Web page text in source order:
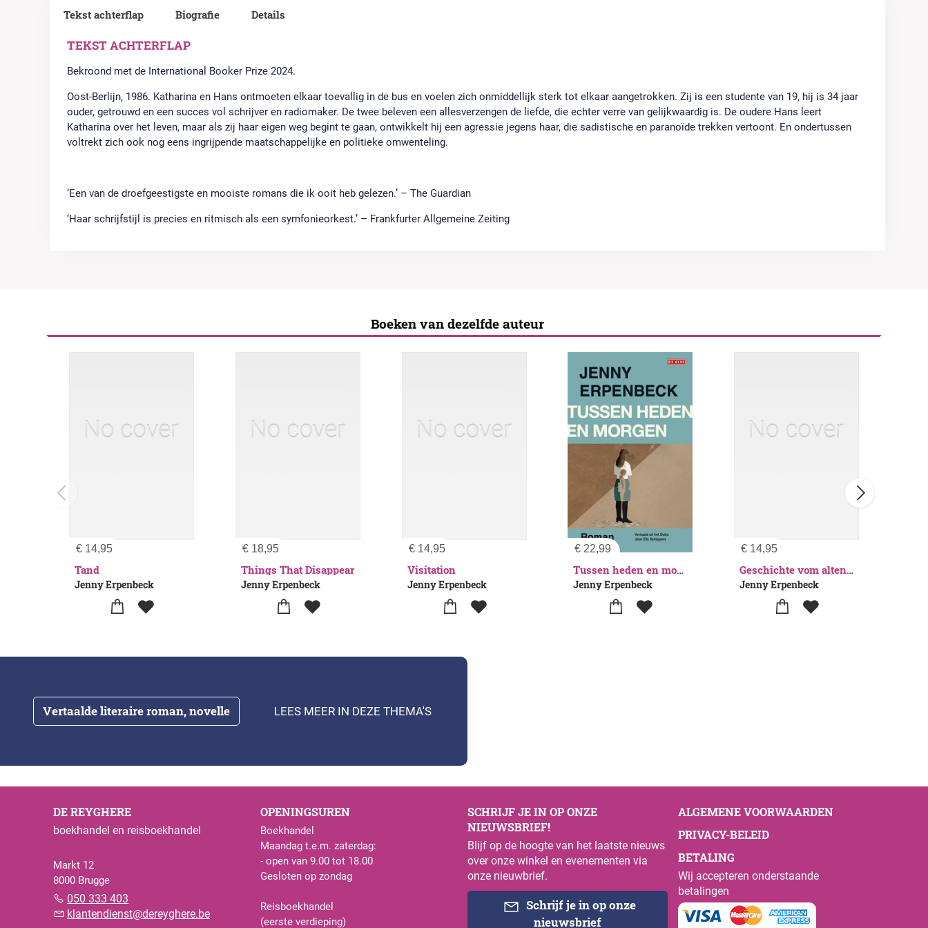
Tekst achterflap
TEKST ACHTERFLAP
Bekroond met de International Booker Prize 2024.
Oost-Berlijn, 1986. Katharina en Hans ontmoeten elkaar toevallig in de bus en voelen zich onmiddellijk sterk tot elkaar aangetrokken. Zij is een studente van 19, hij is 34 jaar
ouder, getrouwd en een succes vol schrijver en radiomaker. De twee beleven een allesverzengen de liefde, die echter verre van gelijkwaardig is. De oudere Hans leert
Katharina over het leven, maar als zij haar eigen weg begint te gaan, ontwikkelt hij een agressie jegens haar, die sadistische en paranoïde trekken vertoont. En ondertussen
voltrekt zich ook nog eens ingrijpende maatschappelijke en politieke omwenteling.
‘Een van de droefgeestigste en mooiste romans die ik ooit heb gelezen.’ –The Guardian
‘Haar schrijfstijl is precies en ritmisch als een symfonieorkest.’ – Frankfurter Allgemeine Zeiting
Biografie Details
Boeken van dezelfde auteur
€ 14,95
Tand
Jenny Erpenbeck
€18,95
Things That Disappear
Jenny Erpenbeck
€14,95
Visitation
Jenny Erpenbeck
€ 22,99
Tussen heden en morgen
Jenny Erpenbeck
€ 14,95
Geschichte vom alten Kind
Jenny Erpenbeck
Vertaalde literaire roman, novelle LEES MEER IN DEZE THEMA'S
DE REYGHERE
boekhandel en reisboekhandel
Markt 12
8000 Brugge
050 333 403
klantendienst@dereyghere.be
OPENINGSUREN
Boekhandel
Maandag t.e.m. zaterdag:
- open van 9.00 tot 18.00
Gesloten op zondag
Reisboekhandel
(eerste verdieping)
SCHRIJF JE IN OP ONZE
NIEUWSBRIEF!
Blijf op de hoogte van het laatste nieuws
over onze winkel en evenementen via
onze nieuwbrief.
Schrijf je in op onze
nieuwsbrief
ALGEMENE VOORWAARDEN
PRIVACY-BELEID
BETALING
Wij accepteren onderstaande
betalingen